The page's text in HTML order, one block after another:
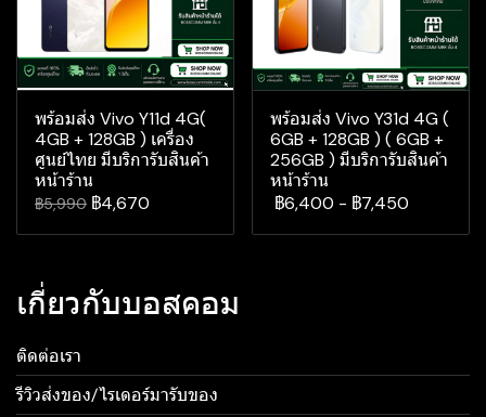
พร้อมส่ง Vivo Y11d 4G(
4GB + 128GB ) เครื่อง
ศูนย์ไทย มีบริการับสินค้า
หน้าร้าน
฿5,990 ฿4,670
พร้อมส่ง Vivo Y31d 4G (
6GB + 128GB ) ( 6GB +
256GB ) มีบริการับสินค้า
หน้าร้าน
฿6,400 - ฿7,450
เกี่ยวกับบอสคอม
ติดต่อเรา
รีวิวส่งของ/ไรเดอร์มารับของ